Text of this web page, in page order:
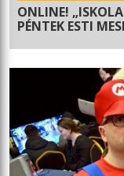
ONLINE!
PÉNTEK ESTI